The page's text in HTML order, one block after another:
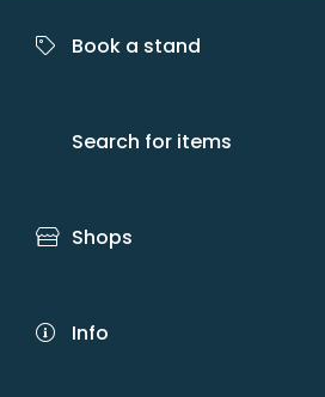
Book a stand
Search for items
Shops
Info